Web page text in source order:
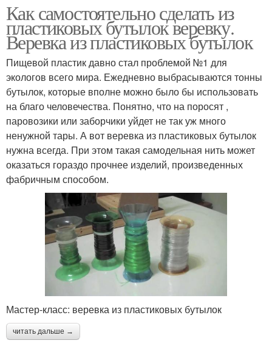
Как самостоятельно сделать из
пластиковых бутылок веревку.
Веревка из пластиковых бутылок
Пищевой пластик давно стал проблемой №1 для
экологов всего мира. Ежедневно выбрасываются тонны
бутылок, которые вполне можно было бы использовать
на благо человечества. Понятно, что на поросят ,
паровозики или заборчики уйдет не так уж много
ненужной тары. А вот веревка из пластиковых бутылок
нужна всегда. При этом такая самодельная нить может
оказаться гораздо прочнее изделий, произведенных
фабричным способом.
Мастер-класс: веревка из пластиковых бутылок
читать дальше →